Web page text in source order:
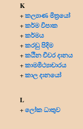
K
+කල්‍යාණ මිත්‍රයෝ
+කර්ම විපාක
+කර්මය
+කරඩු පිදිම
+කඨින චීවර දානය
+කාමමිථ්‍යාචාරය
+කාල දානයෝ
L
+ලෝක ධාතුව